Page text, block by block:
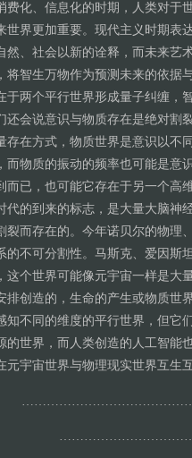
费化、信息化的时期，人类对于
世界更加重要。现代主义时期表
然、社会以新的诠释，而未来艺
将智生万物作为预测未来的依据
于两个平行世界形成量子纠缠，
还会说意识与物质存在是绝对割
存在方式，物质世界是意识以不
而物质的振动的频率也可能是意
而已，也可能它存在于另一个高
代的到来的标志，是大量大脑神
裂而存在的。今年诺贝尔的物理
的不可分割性。马斯克、爱因斯
这个世界可能像元宇宙一样是大
排创造的，生命的产生或物质世
知不同的维度的平行世界，但它
的世界，而人类创造的人工智能
元宇宙世界与物理现实世界互生